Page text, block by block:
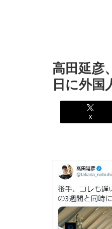
高田延彦
日に外国
X